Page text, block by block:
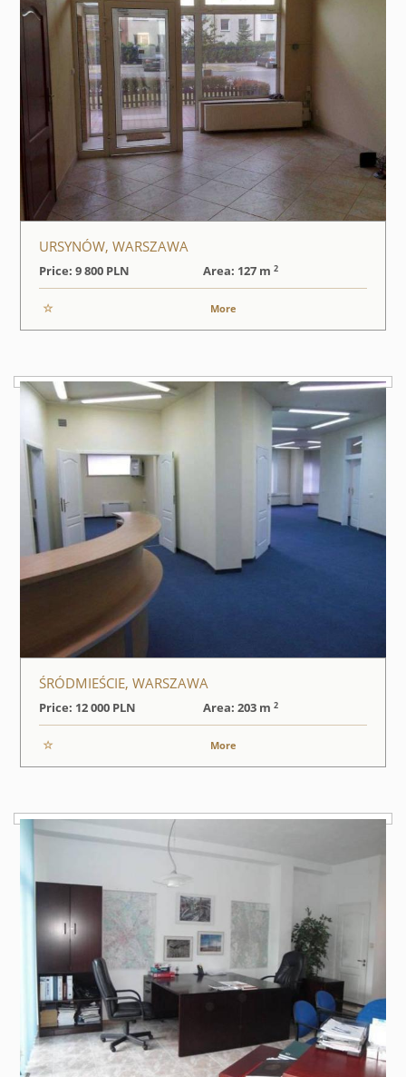
URSYNÓW, WARSZAWA
Price: 9 800 PLN Area: 127 m 2
More
ŚRÓDMIEŚCIE, WARSZAWA
Price: 12 000 PLN Area: 203 m 2
More